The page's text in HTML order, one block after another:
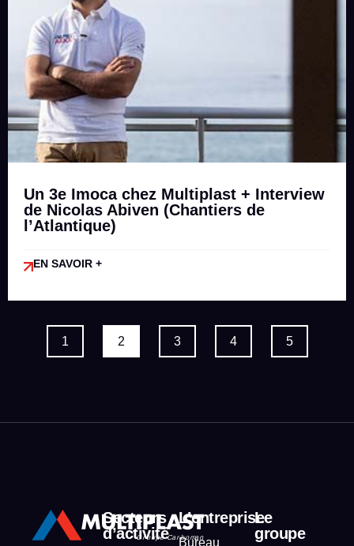
Un 3e Imoca chez Multiplast + Interview
de Nicolas Abiven (Chantiers de
l’Atlantique)
EN SAVOIR +
1 2 3 4 5
Secteurs
d’activité
L’entreprise
Bureau
Le
groupe